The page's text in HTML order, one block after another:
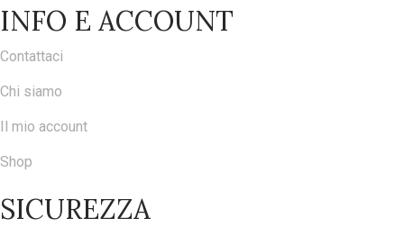
INFO E ACCOUNT
Contattaci
Chi siamo
Il mio account
Shop
SICUREZZA